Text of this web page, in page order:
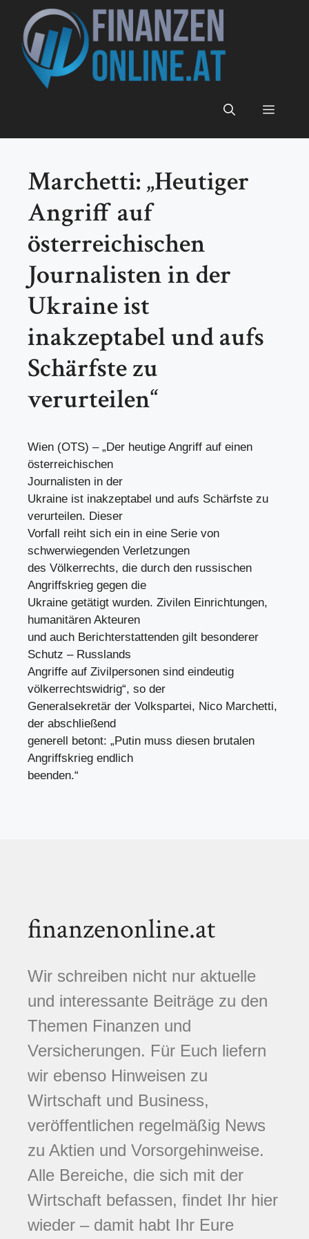
Inhalt
springen
Menü
Marchetti: „Heutiger
Angriff auf
österreichischen
Journalisten in der
Ukraine ist
inakzeptabel und aufs
Schärfste zu
verurteilen“
Wien (OTS) – „Der heutige Angriff auf einen
österreichischen
Journalisten in der
Ukraine ist inakzeptabel und aufs Schärfste zu
verurteilen. Dieser
Vorfall reiht sich ein in eine Serie von
schwerwiegenden Verletzungen
des Völkerrechts, die durch den russischen
Angriffskrieg gegen die
Ukraine getätigt wurden. Zivilen Einrichtungen,
humanitären Akteuren
und auch Berichterstattenden gilt besonderer
Schutz – Russlands
Angriffe auf Zivilpersonen sind eindeutig
völkerrechtswidrig“, so der
Generalsekretär der Volkspartei, Nico Marchetti,
der abschließend
generell betont: „Putin muss diesen brutalen
Angriffskrieg endlich
beenden.“
finanzenonline.at
Wir schreiben nicht nur aktuelle
und interessante Beiträge zu den
Themen Finanzen und
Versicherungen. Für Euch liefern
wir ebenso Hinweisen zu
Wirtschaft und Business,
veröffentlichen regelmäßig News
zu Aktien und Vorsorgehinweise.
Alle Bereiche, die sich mit der
Wirtschaft befassen, findet Ihr hier
wieder – damit habt Ihr Eure